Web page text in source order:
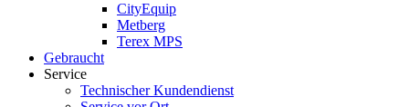
CityEquip
Metberg
Terex MPS
Gebraucht
Service
Technischer Kundendienst